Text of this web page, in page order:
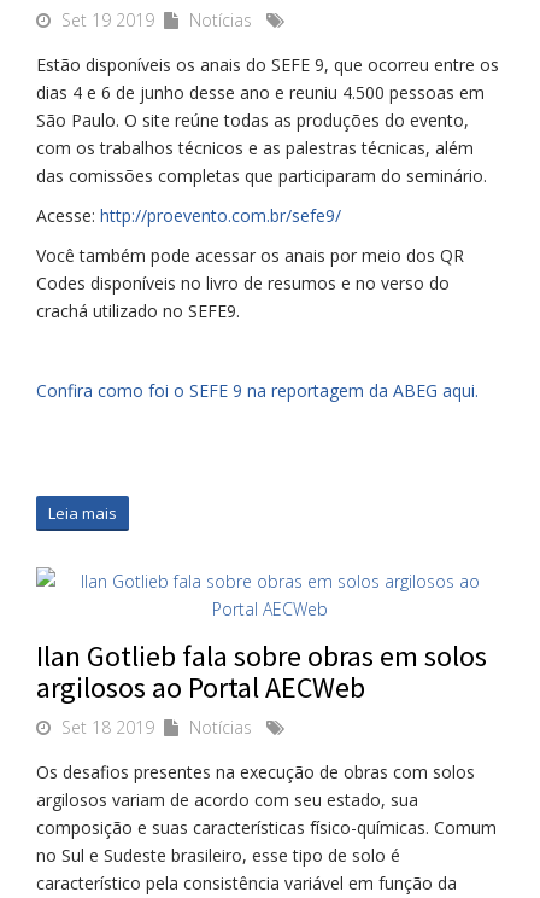
Set 19 2019
Notícias
Estão disponíveis os anais do SEFE 9, que ocorreu entre os
dias 4 e 6 de junho desse ano e reuniu 4.500 pessoas em
São Paulo. O site reúne todas as produções do evento,
com os trabalhos técnicos e as palestras técnicas, além
das comissões completas que participaram do seminário.
Acesse: http://proevento.com.br/sefe9/
Você também pode acessar os anais por meio dos QR
Codes disponíveis no livro de resumos e no verso do
crachá utilizado no SEFE9.
Confira como foi o SEFE 9 na reportagem da ABEG aqui.
Leia mais
Ilan Gotlieb fala sobre obras em solos
argilosos ao Portal AECWeb
Set 18 2019
Notícias
Os desafios presentes na execução de obras com solos
argilosos variam de acordo com seu estado, sua
composição e suas características físico-químicas. Comum
no Sul e Sudeste brasileiro, esse tipo de solo é
característico pela consistência variável em função da